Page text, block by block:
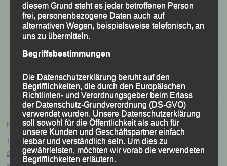
50 Jahre LG Passau
Neueste Beiträge
15. Pörndorfer Sommernachtslauf – Pörndorf, 01.08.2026
20. Goldener Steig-Lauf – Stozec/Tusset, 01.08.2026
diesem Grund steht es jeder betroffenen Person
frei, personenbezogene Daten auch auf
alternativen Wegen, beispielsweise telefonisch, an
uns zu übermitteln.
Begriffsbestimmungen
Die Datenschutzerklärung beruht auf den
Begrifflichkeiten, die durch den Europäischen
Richtlinien- und Verordnungsgeber beim Erlass
der Datenschutz-Grundverordnung (DS-GVO)
verwendet wurden. Unsere Datenschutzerklärung
soll sowohl für die Öffentlichkeit als auch für
unsere Kunden und Geschäftspartner einfach
lesbar und verständlich sein. Um dies zu
gewährleisten, möchten wir vorab die verwendeten
Begrifflichkeiten erläutern.